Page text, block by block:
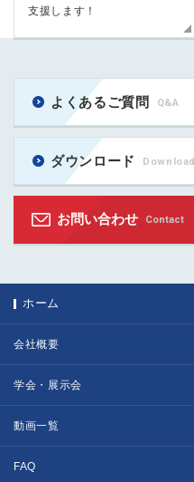
支援します！
よくあるご質問 Q&A
ダウンロード Download
お問い合わせ Contact
ホーム
会社概要
学会・展示会
動画一覧
FAQ